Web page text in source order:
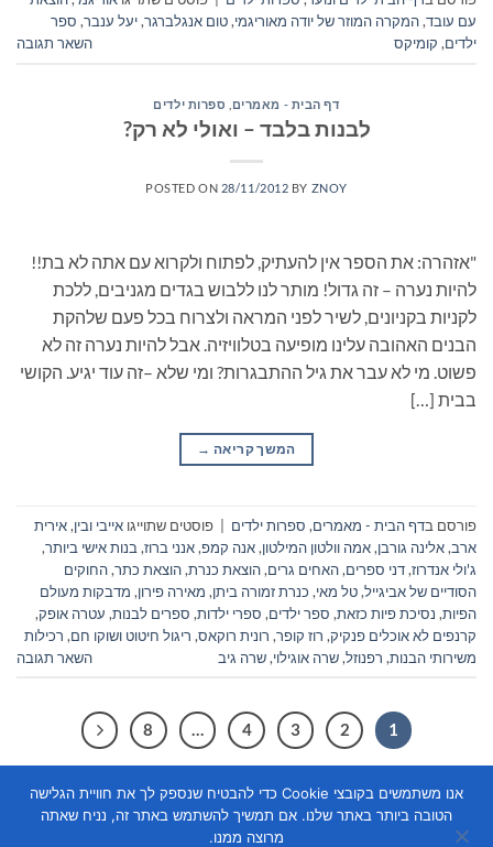
עם עובד,המקרה המוזר של יודה מאוריגמי,טום אנגלברגר,יעל ענבר, ספר
ילדים, קומיקס השאר תגובה
דף הבית - מאמרים ספרות ילדים
לבנות בלבד – ואולי לא רק?
POSTED ON 28/11/2012 BY ZNOY
"אזהרה: את הספר אין להעתיק, לפתוח ולקרוא עם אתה לא בת!!
להיות נערה – זה גדול! מותר לנו ללבוש בגדים מגניבים, ללכת
לקניות בקניונים, לשיר לפני המראה ולצרוח בכל פעם שלהקת
הבנים האהובה עלינו מופיעה בטלוויזיה. אבל להיות נערה זה לא
פשוט. מי לא עבר את גיל ההתבגרות? ומי שלא –זה עוד יגיע. הקושי
בבית […]
המשך קריאה →
פורסם בדף הבית - מאמרים, ספרות ילדים | פוסטים שתוייגו אייבי ובין,אירית
ארב,אלינה גורבן,אמה וולטון המילטון,אנה קמפ,אנני ברוז, בנות אישי ביותר,
ג'ולי אנדרוז,דני ספרים,האחים גרים,הוצאת כנרת,הוצאת כתר,החוקים
הסודיים של אביגייל,טל מאי, כנרת זמורה ביתן, מאירה פירון, מדבקות מעולם
הפיות, נסיכת פיות כזאת, ספר ילדים, ספרי ילדות, ספרים לבנות, עטרה אופק,
קרנפים לא אוכלים פנקיק, רוז קופר, רונית רוקאס, ריגול חיטוט ושוקו חם, רכילות
משירותי הבנות, רפנוזל,שרה אוגילוי,שרה גיב השאר תגובה
1
2
3
4
…
8
אנו משתמשים בקובצי Cookie כדי להבטיח שנספק לך את חוויית הגלישה
הטובה ביותר באתר שלנו. אם תמשיך להשתמש באתר זה, נניח שאתה
מרוצה ממנו.